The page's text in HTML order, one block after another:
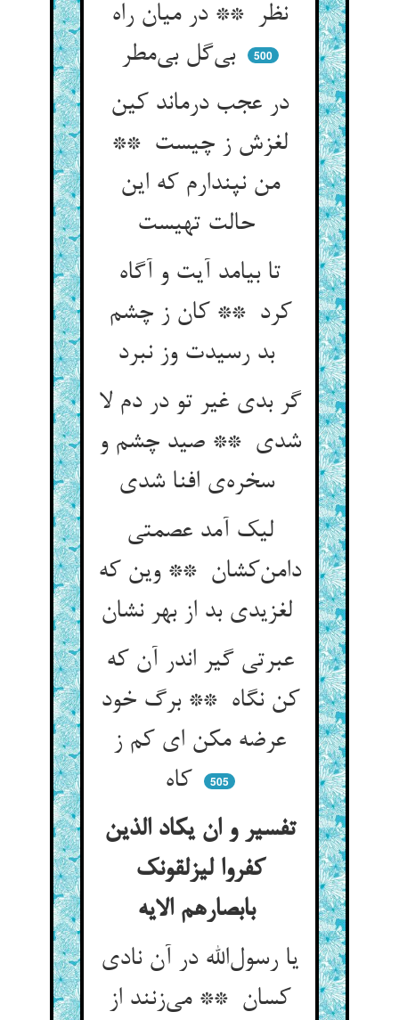
نظر ** در میان راه
بی‌گل بی‌مطر
500
در عجب درماند کین
لغزش ز چیست **
من نپندارم که این
تا بیامد آیت و آگاه
کرد ** کان ز چشم
بد رسیدت وز نبرد
گر بدی غیر تو در دم لا
شدی ** صید چشم و
سخره‌ی افنا شدی
لیک آمد عصمتی
دامن‌کشان ** وین که
لغزیدی بد از بهر نشان
عبرتی گیر اندر آن که
کن نگاه ** برگ خود
عرضه مکن ای کم ز
کاه
505
تفسیر و ان یکاد الذین
کفروا لیزلقونک
بابصارهم الایه
یا رسول‌الله در آن نادی
کسان ** می‌زنند از